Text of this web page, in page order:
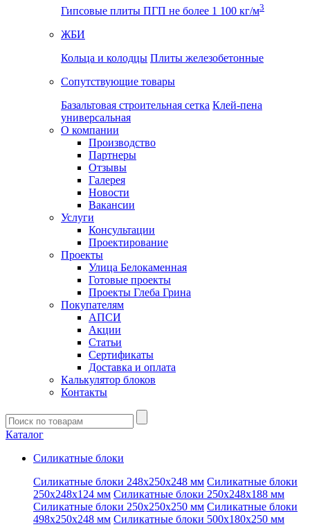
Гипсовые плиты ПГП не более 1 100 кг/м3
ЖБИ
Кольца и колодцы Плиты железобетонные
Сопутствующие товары
Базальтовая строительная сетка Клей-пена
универсальная
О компании
Производство
Партнеры
Отзывы
Галерея
Новости
Вакансии
Услуги
Консультации
Проектирование
Проекты
Улица Белокаменная
Готовые проекты
Проекты Глеба Грина
Покупателям
АПСИ
Акции
Статьи
Сертификаты
Доставка и оплата
Калькулятор блоков
Контакты
Введите
запрос
Каталог
Силикатные блоки
Силикатные блоки 248x250x248 мм Силикатные блоки
250x248x124 мм Силикатные блоки 250x248x188 мм
Силикатные блоки 250x250x250 мм Силикатные блоки
498x250x248 мм Силикатные блоки 500x180x250 мм